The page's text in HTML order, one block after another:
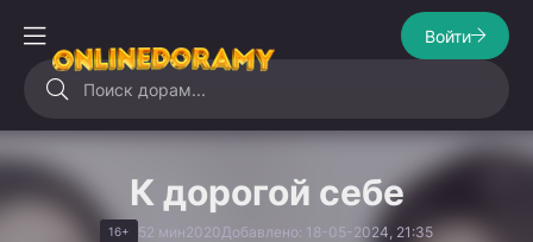
Войти
К дорогой себе
16+ 52 мин2020Добавлено: 18-05-2024, 21:35